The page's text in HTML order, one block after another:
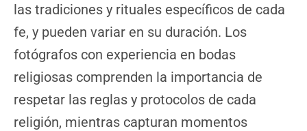
las tradiciones y rituales específicos de cada
fe, y pueden variar en su duración. Los
fotógrafos con experiencia en bodas
religiosas comprenden la importancia de
respetar las reglas y protocolos de cada
religión, mientras capturan momentos